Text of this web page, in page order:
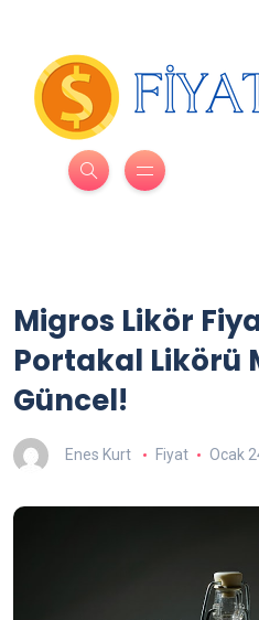
Migros Likör
Portakal Likörü
Güncel!
Enes Kurt Fiyat Ocak